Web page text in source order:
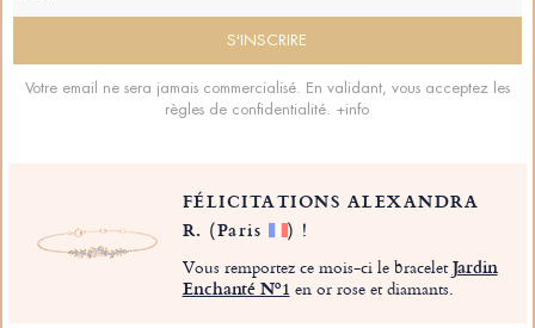
Votre email ne sera jamais commercialisé. En validant, vous acceptez les
règles de confidentialité. +info
FÉLICITATIONS ALEXANDRA
R. (Paris ) !
Vous remportez ce mois-ci le braceletJardin
Enchanté Nº1 en or rose et diamants.